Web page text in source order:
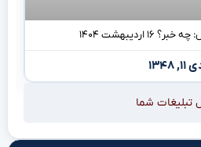
اردیبهشت ۱۴۰۴
۱۳۴۸
تبلیغات شما